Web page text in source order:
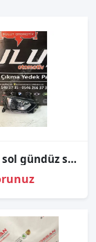
Vw Polo sol gündüz sis ledli 2018